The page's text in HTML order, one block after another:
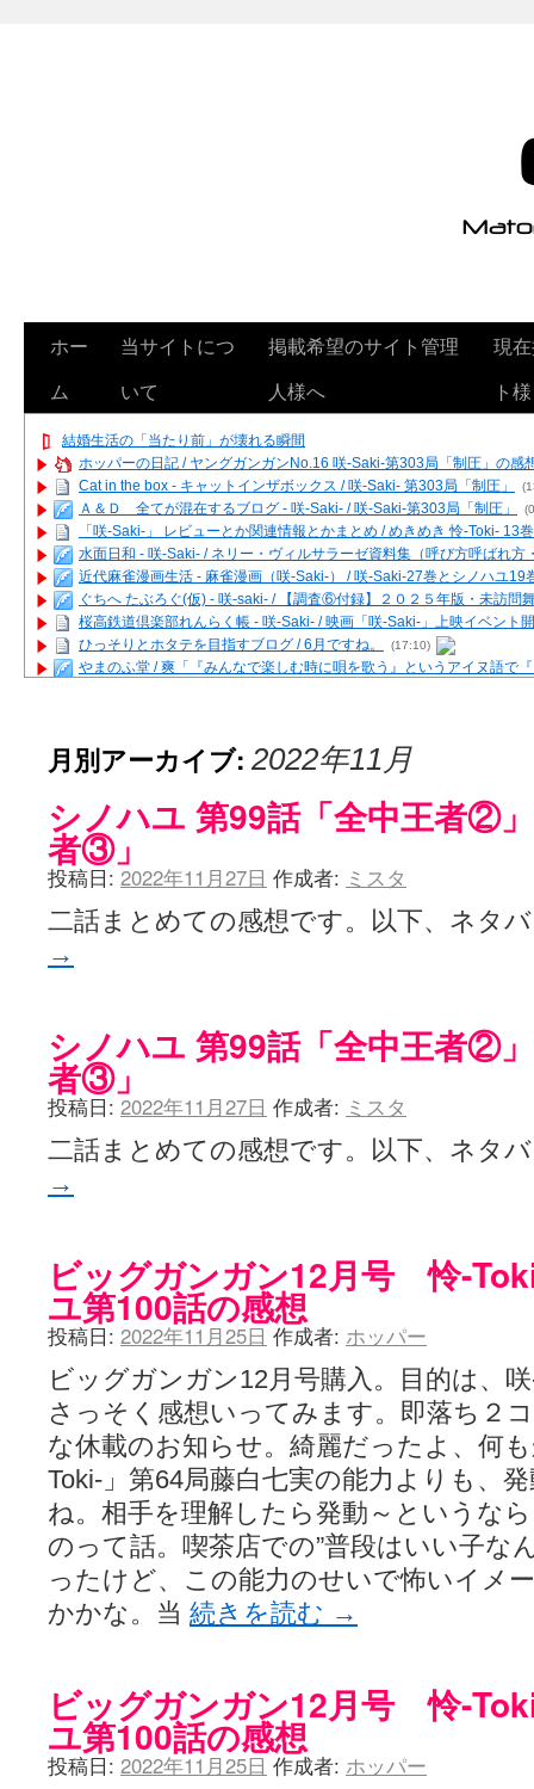
ホー
ム
当サイトにつ
いて
掲載希望のサイト管理
人様へ
現
ト様
結婚生活の「当たり前」が壊れる瞬間
ホッパーの日記 / ヤングガンガンNo.16 咲-Saki-第303局「制圧」の感
Cat in the box - キャットインザボックス / 咲-Saki- 第303局「制圧」
Ａ＆Ｄ 全てが混在するブログ - 咲-Saki- / 咲-Saki-第303局「制圧」
「咲-Saki-」 レビューとか関連情報とかまとめ / めきめき 怜-Toki- 13
水面日和 - 咲-Saki- / ネリー・ヴィルサラーゼ資料集（呼び方呼ばれ方
近代麻雀漫画生活 - 麻雀漫画（咲-Saki-） / 咲-Saki-27巻とシノハユ
ぐちへ たぶろぐ(仮) - 咲-saki- / 【調査⑥付録】２０２５年版・未訪問
桜高鉄道倶楽部れんらく帳 - 咲-Saki- / 映画「咲-Saki-」上映イベント
ひっそりとホタテを目指すブログ / 6月ですね。
(17:10)
やまのふ堂 / 爽「『みんなで楽しむ時に唄を歌う』というアイヌ語で
咲クラ女子 - 咲-Saki- / 姫松の上重漫ちゃんと演じている伊達朱里紗さ
咲ミダレ - 咲-saki- / MJ第14回咲CUP 咲なま他 (11:53)
はやりの如く☆ - 咲-saki- / 悪いこと【SS】 (06:42)
麻雀雑記あれこれ - 咲 -Saki- / 咲-Saki-キャラが台湾麻雀を打ったらど
またの名を咲ブログ - 咲-Saki- / 男体化すると聞いての落書き
BBKN BLOG / トップページ（サイトマップ） (15:00)
あにてつ！ / 千里山に行ってきました（2017年09月）
おもちもちもち - 咲-Saki- / ５・８小林先生の日記更新について考え
かんむりとかげ - 咲-Saki- / 立先生の更新 (11:32)
咲-Saki- | にゅいのって / 咲-Saki-臨時アンテナ
咲-Saki-ブログ！～麻雀下手でも咲が好き～ / ブログ名変更のお知らせ
嶺上航路 / ドラフト前日なので中日ドラゴンズのドラフト指名を予想
音を奏でて花が咲く - 咲-Saki- / 浩子「…あっ分かった 恐らくそうい
一萬人の麓路() - 咲-Saki- / 咲-Saki- 第193局[竜王] ドラゴンの王とパク
ああ、あの牌？ - 咲-Saki- / シノハユ菰沢中関連(江津・大田)の登場舞
宮守大好き帳 / 告知 (13:04)
麻雀アニメ＆麻雀ゲームあれこれ / 厄介な相手だよ！ あんたは
ばるのまーじゃん日和 - 咲-saki- / クリスマス！！そして…
咲めも！ / ニワチョコ、尊い。 (04:23)
ＳＳＳ（咲ＳＳ）感想ブログ / 【SSS】憩 -Kei- 全国編第２２局『流局
ひまじんひまんじ / 読書の秋、と言います故
(08:00)
煌-Subara- - 咲-saki- / シノハユ感想 (13:19)
SYNTH 2006 - 咲 -Saki- / 阿知賀編をドヤ顔に着目しながらまたまた読
かえんだん - 咲-Saki- / 朱里「そげなこつ私がやっておきますから！」
Saki-1 グランプリ ～咲ワン～ / しわが誕生することは老化現象だと
木と木と木 - 咲-saki- / 新道寺の本 (00:00)
ヤンデレ・狂気の百合SSブログ / 【咲-Saki-SS：久咲】そして私たち
迷子の坊やのみちくさ日記 / 【連載感想】宮永照についてのあれこれ
私的素敵ジャンク / [咲-Saki-] 咲-Saki-第168局［端緒］感想 (16:58)
麻雀自由帳 - 咲-Saki- / 咲-Saki-第168局[端緒]感想 照-Teru- 追憶編第
LAT. 39°20' N - 咲-Saki- / 永水航路 3 - 霧島の姫は、深山幽谷の頂で
低姿勢ニワカの麻雀 / マイナーカップリングSS感想 (07:31)
Hinamado blog - 咲-Saki- / リハビリテーション (04:56)
咲ワン・neo[仮] / 私事。 (01:19)
EL HOLAZO - 咲-Saki- / 吉野から上り方面の帰り道、亀山JCT-四日市
何の変哲もない咲の地名紹介 / 小鍛治さんが通っていた小学校 茨城
月別アーカイブ: 2022年11月
シノハユ 第99話「全中王者②
者③」
投稿日: 2022年11月27日 作成者: ミスタ
二話まとめての感想です。以下、ネタ
→
シノハユ 第99話「全中王者②
者③」
投稿日: 2022年11月27日 作成者: ミスタ
二話まとめての感想です。以下、ネタ
→
ビッグガンガン12月号 怜-
ユ第100話の感想
投稿日: 2022年11月25日 作成者: ホッパー
ビッグガンガン12月号購入。目的は、
さっそく感想いってみます。即落ち２
な休載のお知らせ。綺麗だったよ、何
Toki-」第64局藤白七実の能力よりも、
ね。相手を理解したら発動～というな
のって話。喫茶店での”普段はいい子な
ったけど、この能力のせいで怖いイメ
かかな。当 続きを読む →
ビッグガンガン12月号 怜-
ユ第100話の感想
投稿日: 2022年11月25日 作成者: ホッパー